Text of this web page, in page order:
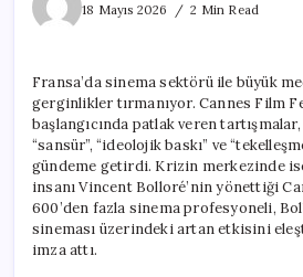
18 Mayıs 2026
2 Min Read
Fransa’da sinema sektörü ile büyük
gerginlikler tırmanıyor. Cannes Film
başlangıcında patlak veren
“sansür”, “ideolojik baskı” ve
gündeme getirdi. Krizin merkezinde
insanı Vincent Bolloré’nin yönettiği
600’den fazla sinema profesyoneli,
sineması üzerindeki artan etkisini
imza attı.